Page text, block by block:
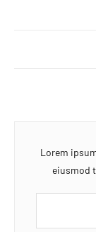
Lorem
eiusmod